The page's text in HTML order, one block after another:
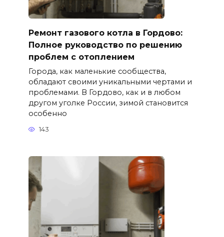
Ремонт газового котла в Гордово:
Полное руководство по решению
проблем с отоплением
Города, как маленькие сообщества,
обладают своими уникальными чертами и
проблемами. В Гордово, как и в любом
другом уголке России, зимой становится
особенно
143